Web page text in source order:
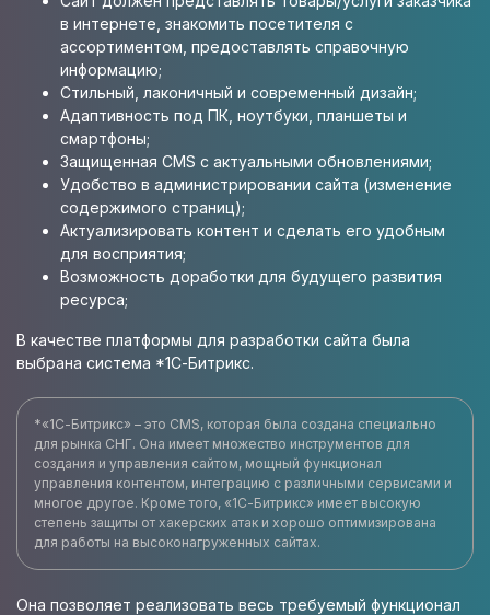
в интернете, знакомить посетителя с
ассортиментом, предоставлять справочную
информацию;
Стильный, лаконичный и современный дизайн;
Адаптивность под ПК, ноутбуки, планшеты и
смартфоны;
Защищенная CMS с актуальными обновлениями;
Удобство в администрировании сайта (изменение
содержимого страниц);
Актуализировать контент и сделать его удобным
для восприятия;
Возможность доработки для будущего развития
ресурса;
В качестве платформы для разработки сайта была
выбрана система *1С-Битрикс.
*«1С-Битрикс» – это CMS, которая была создана специально
для рынка СНГ. Она имеет множество инструментов для
создания и управления сайтом, мощный функционал
управления контентом, интеграцию с различными сервисами и
многое другое. Кроме того, «1С-Битрикс» имеет высокую
степень защиты от хакерских атак и хорошо оптимизирована
для работы на высоконагруженных сайтах.
Она позволяет реализовать весь требуемый функционал